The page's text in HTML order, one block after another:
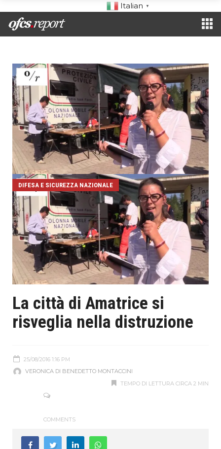
Italian ▼
DIFESA E SICUREZZA NAZIONALE
La città di Amatrice si
risveglia nella distruzione
25/08/2016 1:16 PM
VERONICA DI BENEDETTO MONTACCINI
TEMPO DI LETTURA CIRCA 2 MIN
COMMENTS